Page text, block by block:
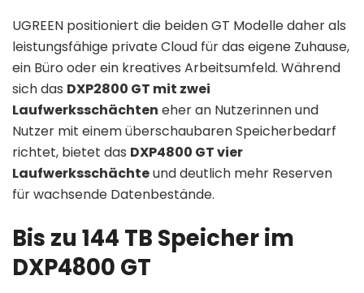
UGREEN positioniert die beiden GT Modelle daher als
leistungsfähige private Cloud für das eigene Zuhause,
ein Büro oder ein kreatives Arbeitsumfeld. Während
sich das DXP2800 GT mit zwei
Laufwerksschächten eher an Nutzerinnen und
Nutzer mit einem überschaubaren Speicherbedarf
richtet, bietet das DXP4800 GT vier
Laufwerksschächteund deutlich mehr Reserven
für wachsende Datenbestände.
Bis zu 144 TB Speicher im
DXP4800 GT